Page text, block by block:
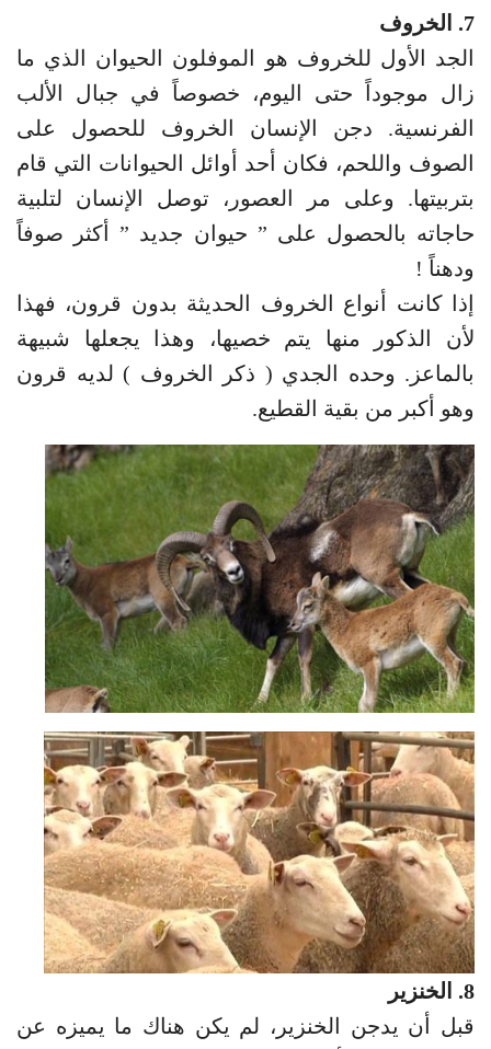
7. الخروف
الجد الأول للخروف هو الموفلون الحيوان الذي ما
زال موجوداً حتى اليوم، خصوصاً في جبال الألب
الفرنسية. دجن الإنسان الخروف للحصول على
الصوف واللحم، فكان أحد أوائل الحيوانات التي قام
بتربيتها. وعلى مر العصور، توصل الإنسان لتلبية
حاجاته بالحصول على ” حيوان جديد ” أكثر صوفاً
ودهناً !
إذا كانت أنواع الخروف الحديثة بدون قرون، فهذا
لأن الذكور منها يتم خصيها، وهذا يجعلها شبيهة
بالماعز. وحده الجدي ( ذكر الخروف ) لديه قرون
وهو أكبر من بقية القطيع.
8. الخنزير
قبل أن يدجن الخنزير، لم يكن هناك ما يميزه عن